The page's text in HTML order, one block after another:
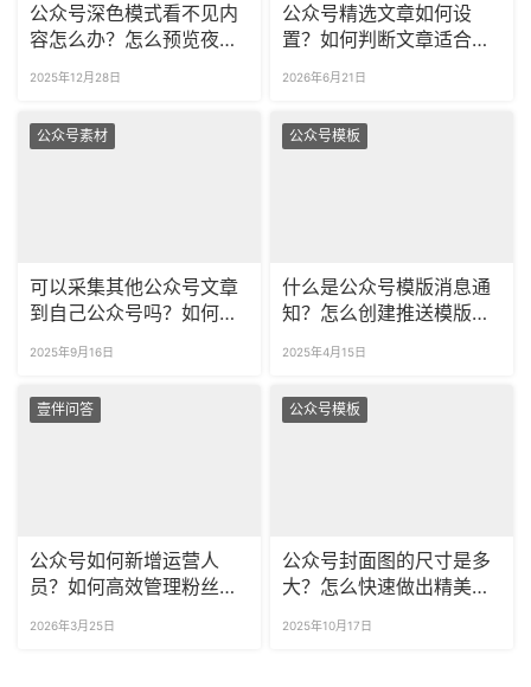
公众号深色模式看不见内
容怎么办？怎么预览夜间
2025年12月28日
公众号精选文章如何设
置？如何判断文章适合设
2026年6月21日
公众号素材
可以采集其他公众号文章
到自己公众号吗？如何一
2025年9月16日
公众号模板
什么是公众号模版消息通
知？怎么创建推送模版消
2025年4月15日
壹伴问答
公众号如何新增运营人
员？如何高效管理粉丝评
2026年3月25日
公众号模板
公众号封面图的尺寸是多
大？怎么快速做出精美的
2025年10月17日